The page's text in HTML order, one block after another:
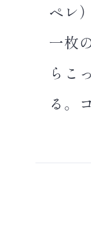
ペレ
一枚
らこ
る。